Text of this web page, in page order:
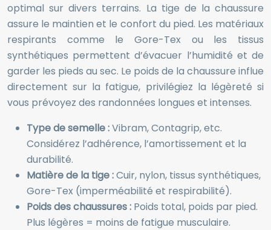
optimal sur divers terrains. La tige de la chaussure
assure le maintien et le confort du pied. Les matériaux
respirants comme le Gore-Tex ou les tissus
synthétiques permettent d’évacuer l’humidité et de
garder les pieds au sec. Le poids de la chaussure influe
directement sur la fatigue, privilégiez la légèreté si
vous prévoyez des randonnées longues et intenses.
Type de semelle :Vibram, Contagrip, etc.
Considérez l’adhérence, l’amortissement et la
durabilité.
Matière de la tige :Cuir, nylon, tissus synthétiques,
Gore-Tex (imperméabilité et respirabilité).
Poids des chaussures : Poids total, poids par pied.
Plus légères = moins de fatigue musculaire.